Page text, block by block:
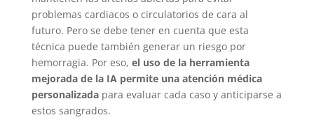
problemas cardiacos o circulatorios de cara al
futuro. Pero se debe tener en cuenta que esta
técnica puede también generar un riesgo por
hemorragia. Por eso, el uso de la herramienta
mejorada de la IA permite una atención médica
personalizadapara evaluar cada caso y anticiparse a
estos sangrados.